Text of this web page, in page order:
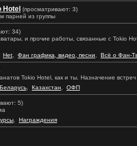
Hotel (просматривают: 3)
парней из группы
34)
и прочие работы, связанные с Tokio
Het Фан графика, видео, песни Всё о Фан-
Tokio Hotel, как и ты. Назначение
Беларусь Казахстан ОФП
5)
Награждения